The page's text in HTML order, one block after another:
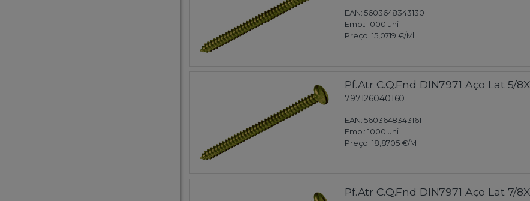
EAN: 5603648343130
Emb.:1000 uni
Preço: 15,0719 €/Ml
Pf.Atr C.Q.Fnd DIN7971 Aço Lat 5/
797126040160
EAN: 5603648343161
Emb.:1000 uni
Preço: 18,8705 €/Ml
Pf.Atr C.Q.Fnd DIN7971 Aço Lat 7/